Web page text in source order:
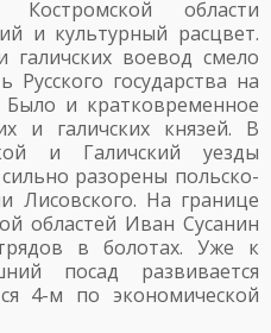
области
и культурный расцвет.
галичских воевод смело
Русского государства на
Было и кратковременное
и галичских князей. В
и Галичский уезды
разорены польско-
Лисовского. На границе
областей Иван Сусанин
в болотах. Уже к
посад развивается
4-м по экономической